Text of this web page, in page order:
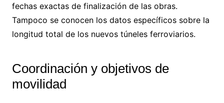
fechas exactas de finalización de las obras.
Tampoco se conocen los datos específicos sobre la
longitud total de los nuevos túneles ferroviarios.
Coordinación y objetivos de
movilidad